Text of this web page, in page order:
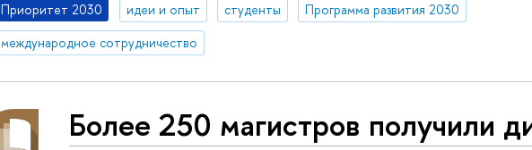
Приоритет 2030 идеи и опыт студенты
Программа развития 2030
международное сотрудничество
Более 250 магистров получили